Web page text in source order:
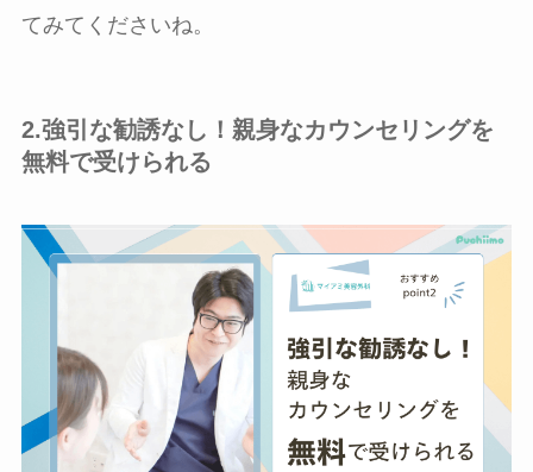
てみてくださいね。
2.強引な勧誘なし！親身なカウンセリングを
無料で受けられる